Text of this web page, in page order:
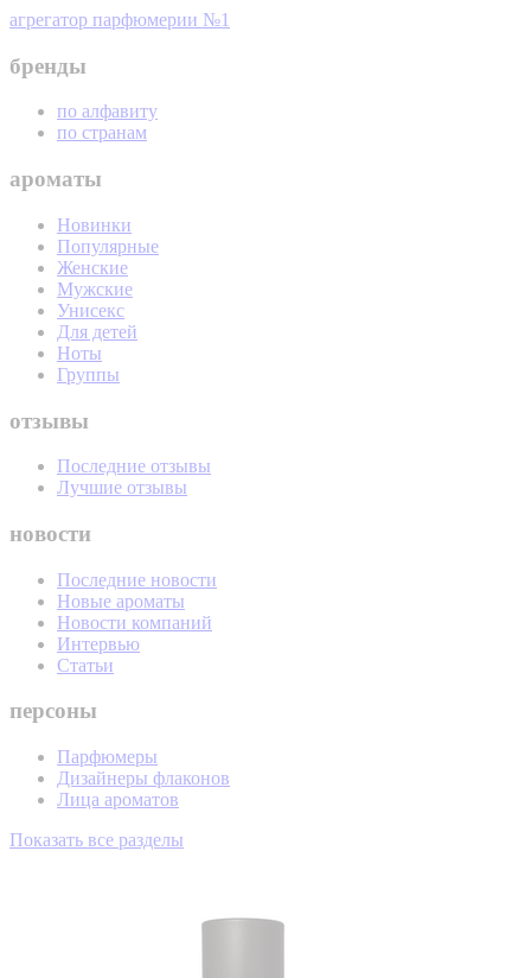
агрегатор парфюмерии №1
бренды
по алфавиту
по странам
ароматы
Новинки
Популярные
Женские
Мужские
Унисекс
Для детей
Ноты
Группы
отзывы
Последние отзывы
Лучшие отзывы
новости
Последние новости
Новые ароматы
Новости компаний
Интервью
Статьи
персоны
Парфюмеры
Дизайнеры флаконов
Лица ароматов
Показать все разделы